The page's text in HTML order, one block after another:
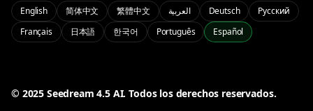
English 简体中文 繁體中文 العربية Deutsch
Русский
Français
日本語 한국어 Português Español
© 2025 Seedream 4.5 AI. Todos los derechos reservados.
PRO
Seedream 5.0 Pro
Pro Seedream 5.0 quality and control